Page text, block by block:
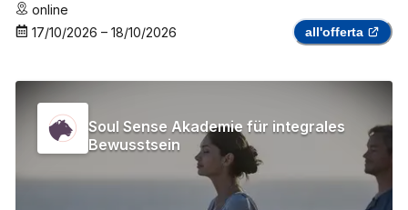
online
17/10/2026 – 18/10/2026 all'offerta
Soul Sense Akademie für integrales
Bewusstsein